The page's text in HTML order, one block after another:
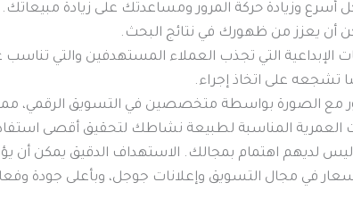
أن يعزز من ظهورك في نتائج البحث.
التي تجذب العملاء المستهدفين والتي
تشجعه على اتخاذ إجراء.
مع الصورة بواسطة متخصصين في التسويق الرقمي،
لديهم اهتمام بمجالك. الاستهداف الدقيق يمكن أن
في مجال التسويق وإعلانات جوجل، وبأعلى جودة